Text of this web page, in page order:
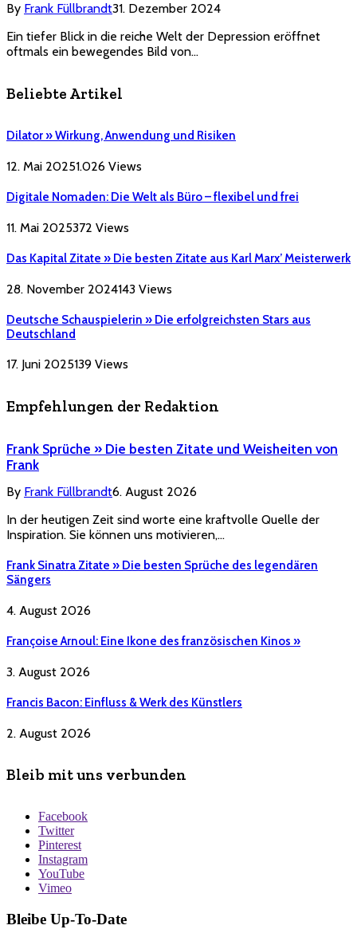
By Frank Füllbrandt31. Dezember 2024
Ein tiefer Blick in die reiche Welt der Depression eröffnet
oftmals ein bewegendes Bild von…
Beliebte Artikel
Dilator » Wirkung, Anwendung und Risiken
12. Mai 20251.026 Views
Digitale Nomaden: Die Welt als Büro – flexibel und frei
11. Mai 2025372 Views
Das Kapital Zitate » Die besten Zitate aus Karl Marx’ Meisterwerk
28. November 2024143 Views
Deutsche Schauspielerin » Die erfolgreichsten Stars aus
Deutschland
17. Juni 2025139 Views
Empfehlungen der Redaktion
Frank Sprüche » Die besten Zitate und Weisheiten von
Frank
By Frank Füllbrandt6. August 2026
In der heutigen Zeit sind worte eine kraftvolle Quelle der
Inspiration. Sie können uns motivieren,…
Frank Sinatra Zitate » Die besten Sprüche des legendären
Sängers
4. August 2026
Françoise Arnoul: Eine Ikone des französischen Kinos »
3. August 2026
Francis Bacon: Einfluss & Werk des Künstlers
2. August 2026
Bleib mit uns verbunden
Facebook
Twitter
Pinterest
Instagram
YouTube
Vimeo
Bleibe Up-To-Date